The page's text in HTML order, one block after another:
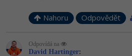
Nahoru Odpovědět
Odpovídá na
David Hartinger: